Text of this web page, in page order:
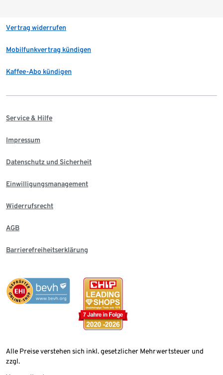
Vertrag widerrufen
Mobilfunkvertrag kündigen
Kaffee-Abo kündigen
Service & Hilfe
Impressum
Datenschutz und Sicherheit
Einwilligungsmanagement
Widerrufsrecht
AGB
Barrierefreiheitserklärung
Alle Preise verstehen sich inkl. gesetzlicher Mehrwertsteuer und
zzgl.